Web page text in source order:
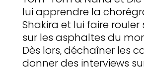
lui apprendre la
Shakira et lui faire rouler
sur les asphaltes du
Dès lors, déchaîner les
donner des interviews